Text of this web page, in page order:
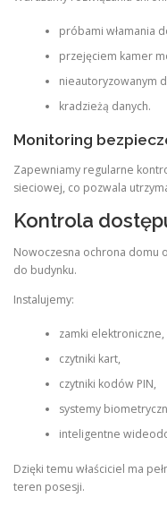
próbami włamania
przejęciem kamer
nieautoryzowanym
kradzieżą danych.
Monitoring
Zapewniamy regularne
sieciowej, co pozwala
Kontrola
Nowoczesna ochrona domu
do budynku.
Instalujemy:
zamki elektroniczne,
czytniki kart,
czytniki kodów PIN,
systemy
inteligentne
Dzięki temu właściciel ma
teren posesji.